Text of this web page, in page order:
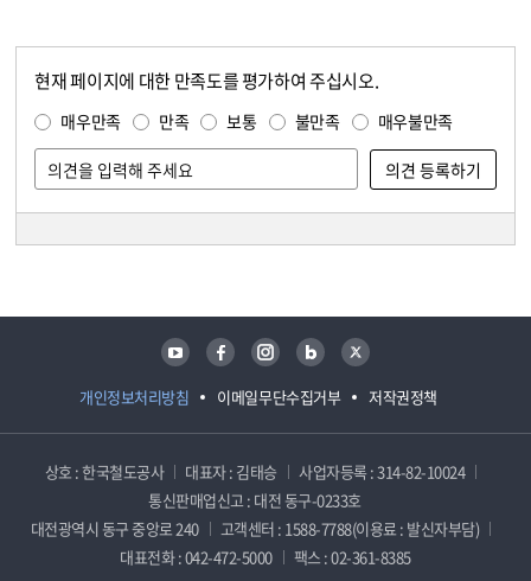
현재 페이지에 대한 만족도를 평가하여 주십시오.
매우만족 만족 보통 불만족 매우불만족
개인정보처리방침 이메일무단수집거부 저작권정책
유튜브 페이스북 인스타그램 블로그 트위터
상호 : 한국철도공사 대표자 : 김태승
사업자등록 : 314-82-10024
통신판매업신고 : 대전 동구-0233호
대전광역시 동구 중앙로 240
고객센터 : 1588-7788(이용료 : 발신자부담)
대표전화 : 042-472-5000
팩스 : 02-361-8385